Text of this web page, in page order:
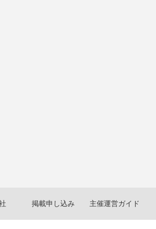
掲載申し込み 主催運営ガイド